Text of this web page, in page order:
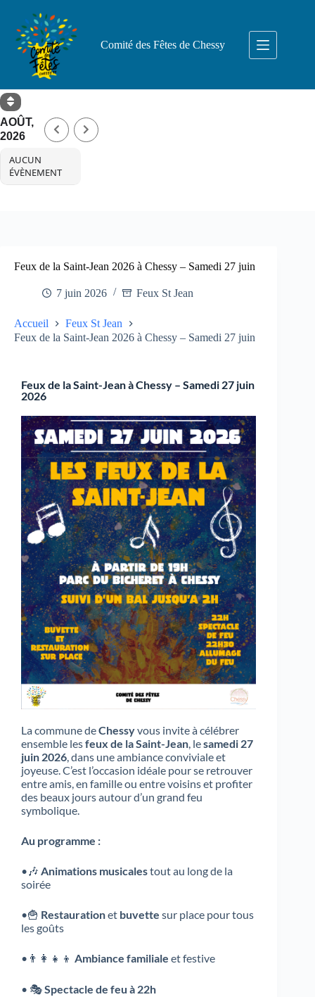
Comité des Fêtes de Chessy
AOÛT,
2026
AUCUN
ÉVÈNEMENT
Feux de la Saint-Jean 2026 à Chessy – Samedi 27 juin
7 juin 2026 Feux St Jean
Accueil
Feux St Jean
Feux de la Saint-Jean 2026 à Chessy – Samedi 27 juin
Feux de la Saint-Jean à Chessy – Samedi 27 juin
2026
La commune deChessyvous invite à célébrer
ensemble lesfeux de la Saint-Jean, lesamedi 27
juin 2026, dans une ambiance conviviale et
joyeuse. C’est l’occasion idéale pour se retrouver
entre amis, en famille ou entre voisins et profiter
des beaux jours autour d’un grand feu
symbolique.
Au programme :
•🎶 Animations musicalestout au long de la
soirée
•🍟 Restaurationet buvette sur place pour tous
les goûts
•👨‍👩‍👧‍👦 Ambiance familiale et festive
• 🎭Spectacle de feu à 22h